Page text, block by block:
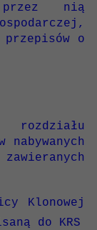
przez nią
przepisów o
rozdziału
nabywanych
Klonowej
do KRS